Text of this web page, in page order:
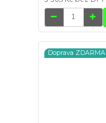
Doprava ZDARMA